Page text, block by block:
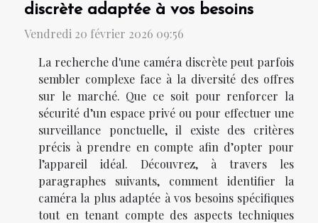
discrète adaptée à vos besoins
Vendredi 20 février 2026 09:56
La recherche d'une caméra discrète peut parfois
sembler complexe face à la diversité des offres
sur le marché. Que ce soit pour renforcer la
sécurité d’un espace privé ou pour effectuer une
surveillance ponctuelle, il existe des critères
précis à prendre en compte afin d’opter pour
l’appareil idéal. Découvrez, à travers les
paragraphes suivants, comment identifier la
caméra la plus adaptée à vos besoins spécifiques
tout en tenant compte des aspects techniques